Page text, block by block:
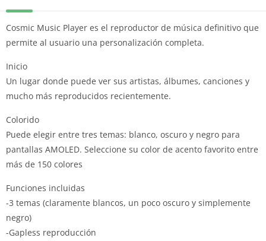
Cosmic Music Player es el reproductor de música definitivo que
permite al usuario una personalización completa.
Inicio
Un lugar donde puede ver sus artistas, álbumes, canciones y
mucho más reproducidos recientemente.
Colorido
Puede elegir entre tres temas: blanco, oscuro y negro para
pantallas AMOLED. Seleccione su color de acento favorito entre
más de 150 colores
Funciones incluidas
-3 temas (claramente blancos, un poco oscuro y simplemente
negro)
-Gapless reproducción